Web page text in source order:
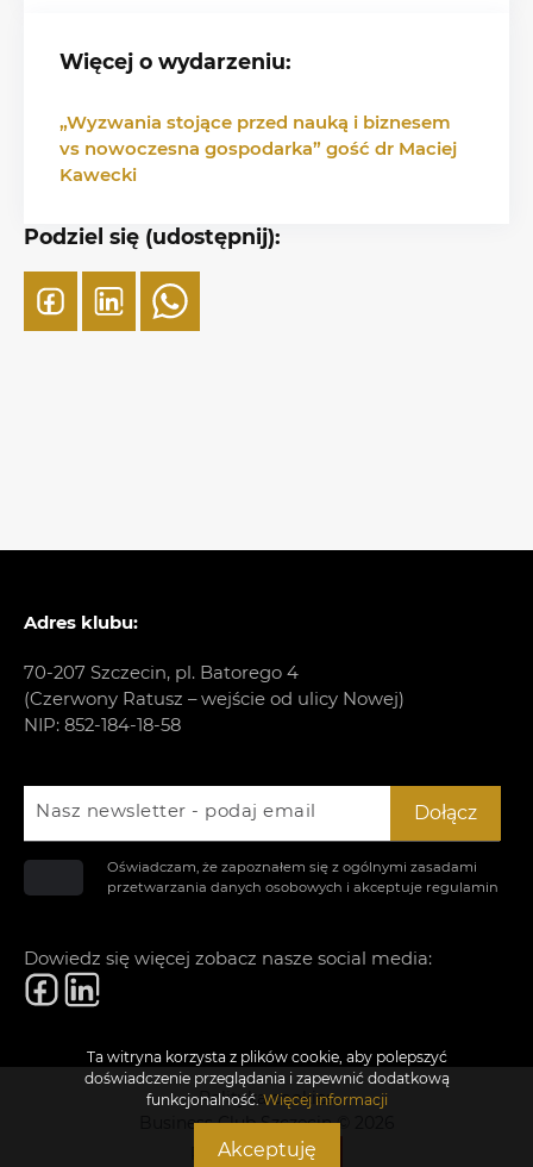
Więcej o wydarzeniu:
„Wyzwania stojące przed nauką i biznesem
vs nowoczesna gospodarka” gość dr Maciej
Kawecki
Podziel się (udostępnij):
Adres klubu:
70-207 Szczecin, pl. Batorego 4
(Czerwony Ratusz – wejście od ulicy Nowej)
NIP: 852-184-18-58
Nasz newsletter - podaj email
Oświadczam, że zapoznałem się z ogólnymi zasadami
przetwarzania danych osobowych i akceptuje regulamin
Dołącz
Dowiedz się więcej zobacz nasze social media:
Polityka cookies
Business Club Szczecin © 2026
Realizacja:
Ta witryna korzysta z plików cookie, aby polepszyć
doświadczenie przeglądania i zapewnić dodatkową
funkcjonalność. Więcej informacji
Akceptuję